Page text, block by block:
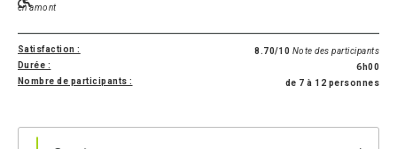
en amont
Satisfaction : 8.70/10 Note des participants
Durée :
6h00
Nombre de participants :
de 7 à 12 personnes